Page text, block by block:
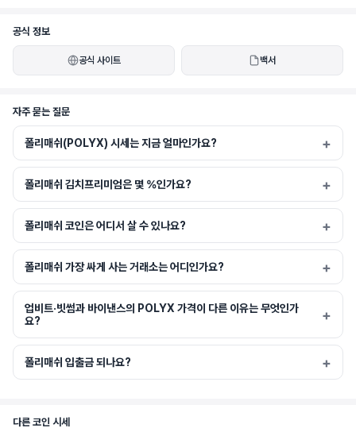
공식 정보
공식 사이트 백서
자주 묻는 질문
폴리매쉬(POLYX) 시세는 지금 얼마인가요?
폴리매쉬 김치프리미엄은 몇 %인가요?
폴리매쉬 코인은 어디서 살 수 있나요?
폴리매쉬 가장 싸게 사는 거래소는 어디인가요?
업비트·빗썸과 바이낸스의 POLYX 가격이 다른 이유는 무엇인가
요?
폴리매쉬 입출금 되나요?
다른 코인 시세